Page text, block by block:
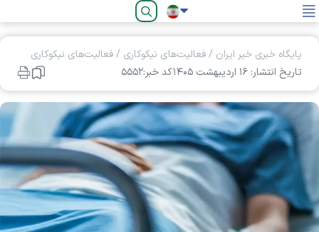
فارسی
پایگاه خبری خیر ایران /فعالیت‌های نیکوکاری /فعالیت‌های نیکوکاری
تاریخ انتشار: ۱۶ ارديبهشت ۱۴۰۵
کد خبر:۵۵۵۲